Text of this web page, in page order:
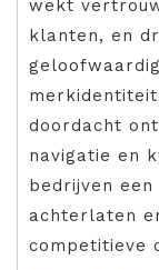
wekt
klanten, en
doordacht
navigatie en
bedrijven
achterlaten
competitieve